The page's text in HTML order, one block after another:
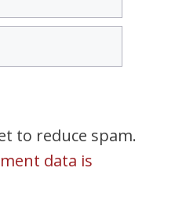
to reduce spam.
data is